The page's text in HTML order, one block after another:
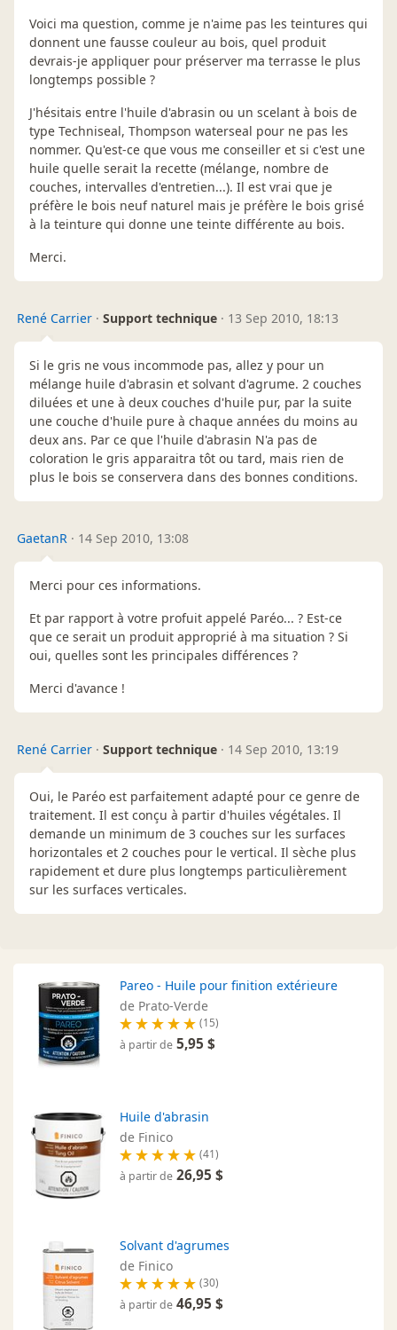
Voici ma question, comme je n'aime pas les teintures qui
donnent une fausse couleur au bois, quel produit
devrais-je appliquer pour préserver ma terrasse le plus
longtemps possible ?
J'hésitais entre l'huile d'abrasin ou un scelant à bois de
type Techniseal, Thompson waterseal pour ne pas les
nommer. Qu'est-ce que vous me conseiller et si c'est une
huile quelle serait la recette (mélange, nombre de
couches, intervalles d'entretien...). Il est vrai que je
préfère le bois neuf naturel mais je préfère le bois grisé
à la teinture qui donne une teinte différente au bois.
Merci.
René Carrier · Support technique · 13 Sep 2010, 18:13
Si le gris ne vous incommode pas, allez y pour un
mélange huile d'abrasin et solvant d'agrume. 2 couches
diluées et une à deux couches d'huile pur, par la suite
une couche d'huile pure à chaque années du moins au
deux ans. Par ce que l'huile d'abrasin N'a pas de
coloration le gris apparaitra tôt ou tard, mais rien de
plus le bois se conservera dans des bonnes conditions.
GaetanR · 14 Sep 2010, 13:08
Merci pour ces informations.
Et par rapport à votre profuit appelé Paréo... ? Est-ce
que ce serait un produit approprié à ma situation ? Si
oui, quelles sont les principales différences ?
Merci d'avance !
René Carrier · Support technique · 14 Sep 2010, 13:19
Oui, le Paréo est parfaitement adapté pour ce genre de
traitement. Il est conçu à partir d'huiles végétales. Il
demande un minimum de 3 couches sur les surfaces
horizontales et 2 couches pour le vertical. Il sèche plus
rapidement et dure plus longtemps particulièrement
sur les surfaces verticales.
Pareo - Huile pour finition extérieure
de Prato-Verde
(15)
à partir de 5,95 $
Huile d'abrasin
de Finico
(41)
à partir de 26,95 $
Solvant d'agrumes
de Finico
(30)
à partir de 46,95 $